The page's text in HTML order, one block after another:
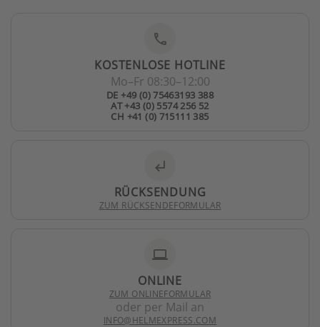
phone
KOSTENLOSE HOTLINE
Mo–Fr 08:30–12:00
DE +49 (0) 75463193 388
AT +43 (0) 5574 256 52
CH +41 (0) 715111 385
subdirectory_arrow_left
RÜCKSENDUNG
ZUM RÜCKSENDEFORMULAR
laptop
ONLINE
ZUM ONLINEFORMULAR
oder per Mail an
INFO@HELMEXPRESS.COM